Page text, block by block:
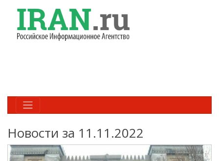
Новости за 11.11.2022